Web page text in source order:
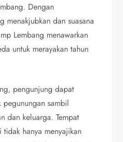
Dengan
menakjubkan dan suasana
Lembang menawarkan
untuk merayakan tahun
pengunjung dapat
pegunungan sambil
dan keluarga. Tempat
hanya menyajikan